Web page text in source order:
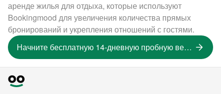
аренде жилья для отдыха, которые используют
Bookingmood для увеличения количества прямых
бронирований и укрепления отношений с гостями.
Начните бесплатную 14-дневную пробную версию